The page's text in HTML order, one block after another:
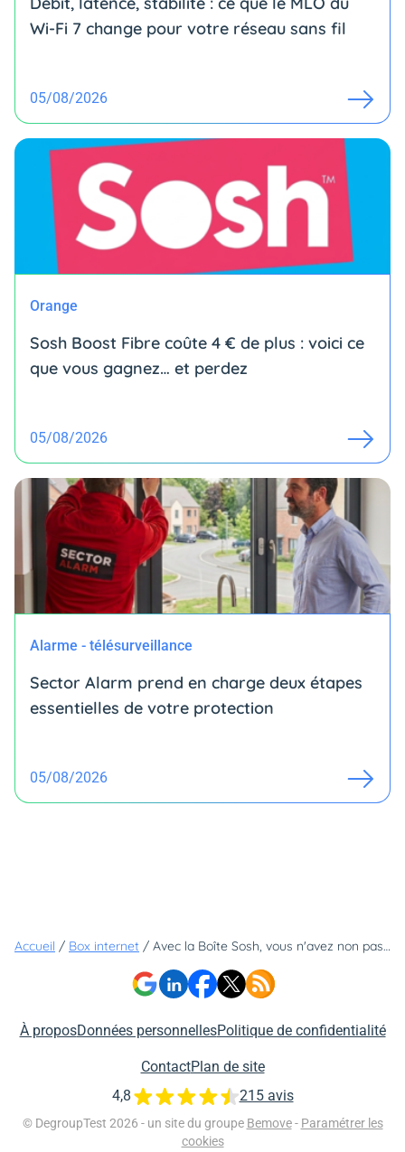
Wi-Fi 7 change pour votre réseau sans fil
05/08/2026
Orange
Sosh Boost Fibre coûte 4 € de plus : voici ce
que vous gagnez… et perdez
05/08/2026
Alarme - télésurveillance
Sector Alarm prend en charge deux étapes
essentielles de votre protection
05/08/2026
Accueil / Box internet / Avec la Boîte Sosh, vous n'avez non pas une mais quatre possibilités pour regarder vos chaînes TV
À proposDonnées personnellesPolitique de confidentialité
ContactPlan de site
© DegroupTest 2026 - un site du groupe Bemove - Paramétrer les
cookies
4,8 215 avis